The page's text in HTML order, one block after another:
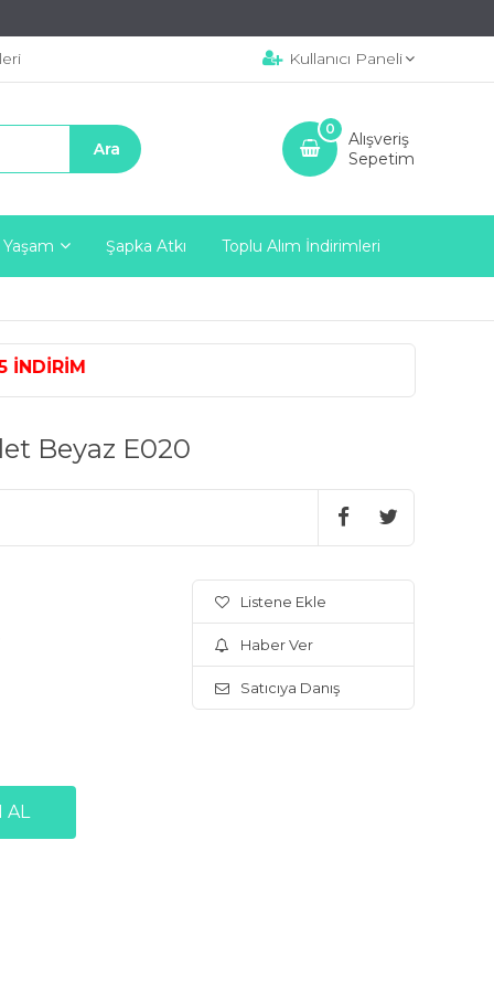
Kullanıcı Paneli
Alışveriş
Sepetim
0
Yaşam Şapka Atkı Toplu Alım İndirimleri
Beyaz E020
Listene Ekle
Haber Ver
Satıcıya Danış